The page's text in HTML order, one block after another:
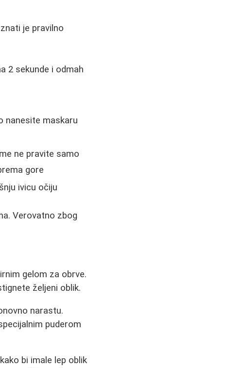
je pravilno
2 sekunde i odmah
nanesite maskaru
ne pravite samo
gore
ivicu očiju
Verovatno zbog
gelom za obrve.
željeni oblik.
narastu.
puderom
bi imale lep oblik